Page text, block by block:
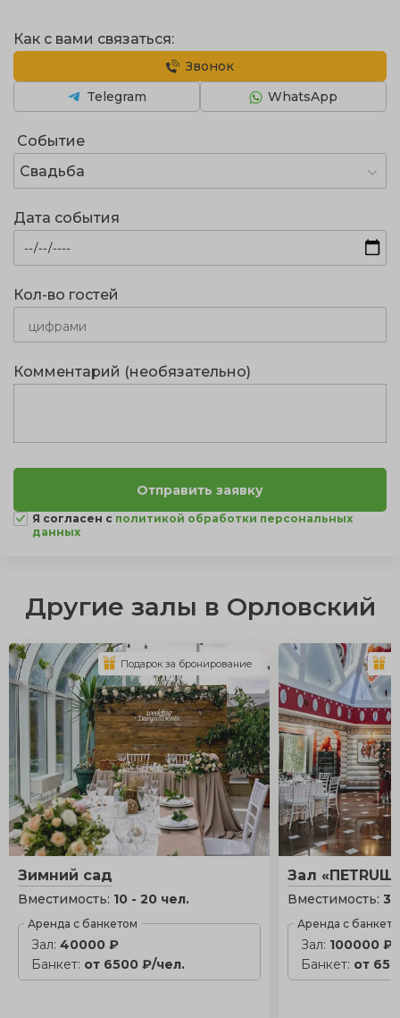
Событие
Свадьба
Дата события
Кол-во гостей
Как с вами связаться:
Звонок
WhatsApp
Telegram
Комментарий (необязательно)
Я согласен с политикой обработки персональных
данных
Другие залы в Орловский
Зимний сад
Вместимость: 10 - 20 чел.
Аренда с банкетом
Зал: 40000 ₽
Банкет: от 6500 ₽/чел.
Подарок за бронирование
Зал
Вместимость:
Аренда с
Зал: 100000 ₽
Банкет: от